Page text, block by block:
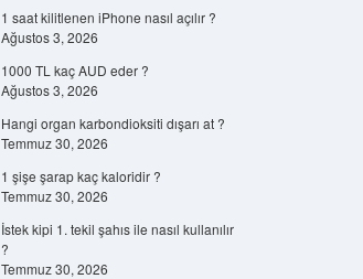
1 saat kilitlenen iPhone nasıl açılır ?
Ağustos 3, 2026
1000 TL kaç AUD eder ?
Ağustos 3, 2026
Hangi organ karbondioksiti dışarı at ?
Temmuz 30, 2026
1 şişe şarap kaç kaloridir ?
Temmuz 30, 2026
İstek kipi 1. tekil şahıs ile nasıl kullanılır
?
Temmuz 30, 2026